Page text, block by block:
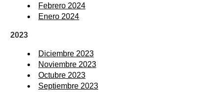
Febrero 2024
Enero 2024
2023
Diciembre 2023
Noviembre 2023
Octubre 2023
Septiembre 2023